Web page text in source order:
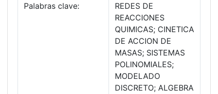
Palabras clave:
REDES DE
REACCIONES
QUIMICAS; CINETICA
DE ACCION DE
MASAS; SISTEMAS
POLINOMIALES;
MODELADO
DISCRETO; ALGEBRA